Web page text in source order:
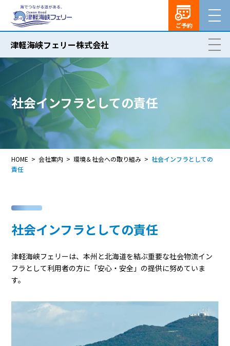
ご予約
津軽海峡フェリー株式会社
社会インフラとしての責任
HOME 会社案内 環境＆社会への取り組み
社会インフラとしての
責任
社会インフラとしての責任
津軽海峡フェリーは、本州と北海道を結ぶ重要な社会物流イン
フラとして利用者の方に「安心・安全」の提供に努めていま
す。